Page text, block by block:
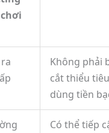
Không phải
cắt thiểu
dùng tiền
Có thể tiếp